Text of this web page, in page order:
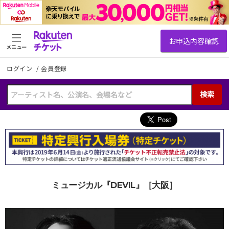
ログイン /会員登録
検索
メニュー
ミュージカル『DEVIL』［大阪］